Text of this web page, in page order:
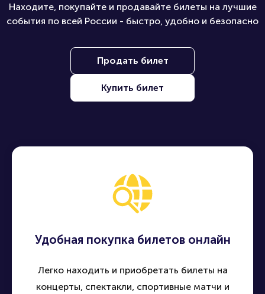
Находите, покупайте и продавайте билеты на лучшие
события по всей России - быстро, удобно и безопасно
Продать билет
Купить билет
Удобная покупка билетов онлайн
Легко находить и приобретать билеты на
концерты, спектакли, спортивные матчи и